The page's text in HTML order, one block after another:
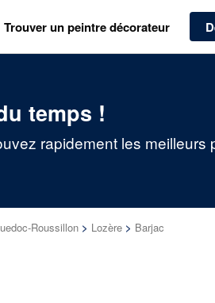
Trouver un peintre décorateur
temps !
rapidement les meilleurs
Roussillon > Lozère > Barjac